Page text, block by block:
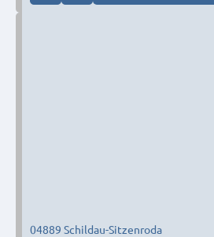
04889 Schildau-Sitzenroda